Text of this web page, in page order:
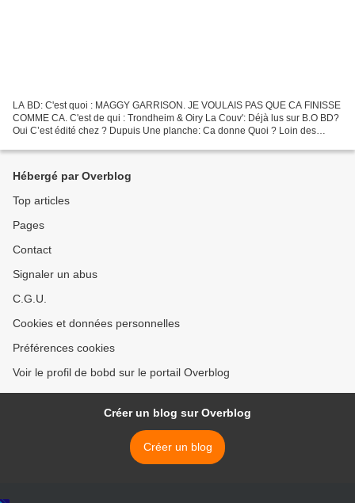
LA BD: C'est quoi : MAGGY GARRISON. JE VOULAIS PAS QUE CA FINISSE
COMME CA. C'est de qui : Trondheim & Oiry La Couv': Déjà lus sur B.O BD?
Oui C’est édité chez ? Dupuis Une planche: Ca donne Quoi ? Loin des
Hébergé par Overblog
Top articles
Pages
Contact
Signaler un abus
C.G.U.
Cookies et données personnelles
Préférences cookies
Voir le profil de bobd sur le portail Overblog
Créer un blog sur Overblog
Créer un blog